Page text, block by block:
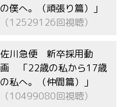
の僕へ。（頑張り篇）」
（12529126回視聴）
佐川急便 新卒採用動
画 「22歳の私から17歳
の私へ。（仲間篇）」
（10499080回視聴）